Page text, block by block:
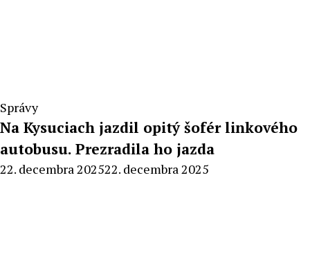
Správy
Na Kysuciach jazdil opitý šofér linkového
autobusu. Prezradila ho jazda
By
22. decembra 202522. decembra 2025